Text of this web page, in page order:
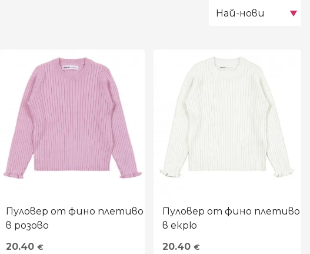
Пуловер от фино плетиво
в розово
20.40€
Пуловер от фино плетиво
в екрю
20.40€